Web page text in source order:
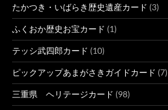
たかつき・いばらき歴史遺産カード (3)
ふくおか歴史お宝カード (1)
テッシ武四郎カード (10)
ピックアップあまがさきガイドカード (7)
三重県 ヘリテージカード (98)